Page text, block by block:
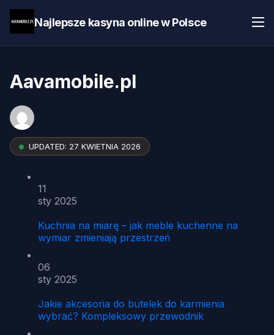
Najlepsze kasyna online w Polsce
Aavamobile.pl
UPDATED: 27 KWIETNIA 2026
11
sty 2025
Kuchnia na miarę – jak meble kuchenne na
wymiar zmieniają przestrzeń
06
sty 2025
Jakie akcesoria do butelek do karmienia
wybrać? Kompleksowy przewodnik